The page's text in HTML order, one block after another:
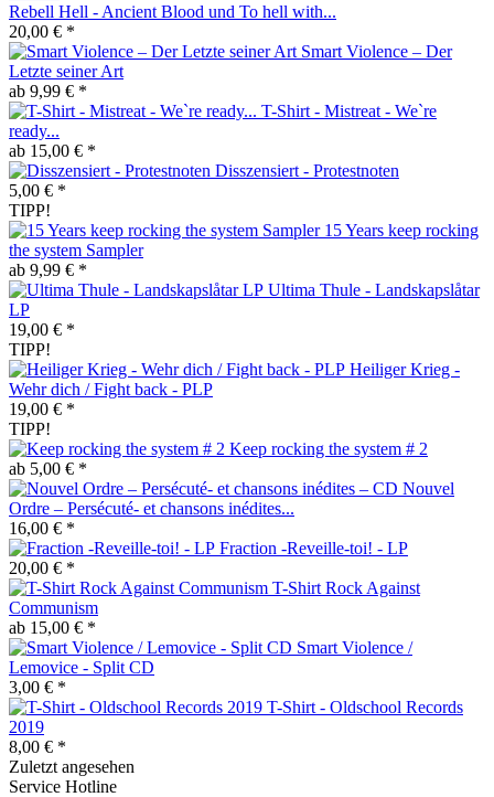
Rebell Hell - Ancient Blood und To hell with...
20,00 € *
Smart Violence – Der
Letzte seiner Art
ab 9,99 € *
T-Shirt - Mistreat - We`re
ready...
ab 15,00 € *
Disszensiert - Protestnoten
5,00 € *
TIPP!
15 Years keep rocking
the system Sampler
ab 9,99 € *
Ultima Thule - Landskapslåtar
LP
19,00 € *
TIPP!
Heiliger Krieg -
Wehr dich / Fight back - PLP
19,00 € *
TIPP!
Keep rocking the system # 2
ab 5,00 € *
Nouvel
Ordre – Persécuté- et chansons inédites...
16,00 € *
Fraction -Reveille-toi! - LP
20,00 € *
T-Shirt Rock Against
Communism
ab 15,00 € *
Smart Violence /
Lemovice - Split CD
3,00 € *
T-Shirt - Oldschool Records
2019
8,00 € *
Zuletzt angesehen
Service Hotline